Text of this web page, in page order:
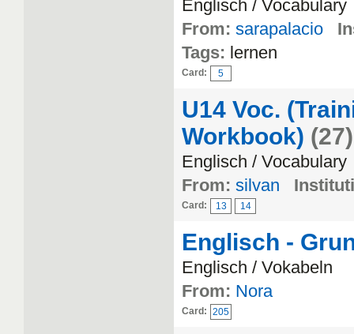
Englisch / Vocabulary
From: sarapalacio
Tags: lernen
Card: 5
U14 Voc.
Workbook) (27)
Englisch / Vocabulary
From: silvan
Card: 13 14
Englisch -
Englisch / Vokabeln
From: Nora
Card: 205